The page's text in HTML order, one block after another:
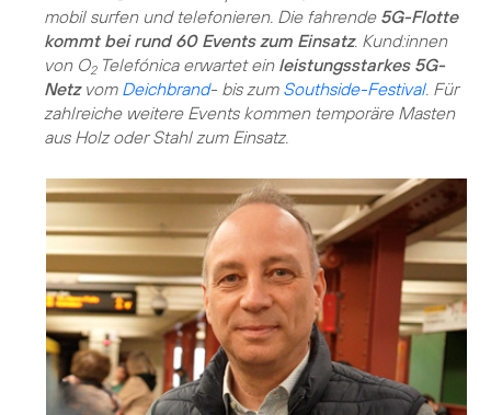
mobil surfen und telefonieren. Die fahrende 5G-Flotte
kommt bei rund 60 Events zum Einsatz. Kund:innen
von O2Telefónica erwartet ein leistungsstarkes 5G-
Netzvom Deichbrand- bis zum Southside-Festival. Für
zahlreiche weitere Events kommen temporäre Masten
aus Holz oder Stahl zum Einsatz.